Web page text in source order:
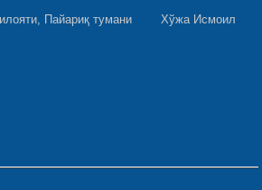
Пайариқ тумани Хўжа Исмоил